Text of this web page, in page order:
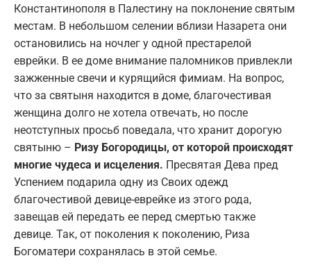
Константинополя в Палестину на поклонение святым
местам. В небольшом селении вблизи Назарета они
остановились на ночлег у одной престарелой
еврейки. В ее доме внимание паломников привлекли
зажженные свечи и курящийся фимиам. На вопрос,
что за святыня находится в доме, благочестивая
женщина долго не хотела отвечать, но после
неотступных просьб поведала, что хранит дорогую
святыню – Ризу Богородицы, от которой происходят
многие чудеса и исцеления. Пресвятая Дева пред
Успением подарила одну из Своих одежд
благочестивой девице-еврейке из этого рода,
завещав ей передать ее перед смертью также
девице. Так, от поколения к поколению, Риза
Богоматери сохранялась в этой семье.